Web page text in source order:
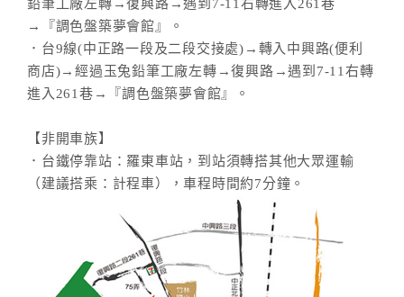
鉛筆工廠左轉→復興路→遇到7-11右轉進入261巷
→『調色盤築夢會館』。
．台9線(中正路一段及二段交接處)→轉入中興路(便利
商店)→經過玉兔鉛筆工廠左轉→復興路→遇到7-11右轉
進入261巷→『調色盤築夢會館』。
【非開車族】
．台鐵停靠站：羅東車站，到站須轉搭其他大眾運輸
（建議搭乘：計程車），車程時間約7分鐘。